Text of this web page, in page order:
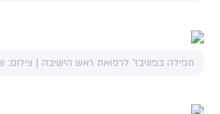
תפילה בפוניבז' לרפואת ראש הישיבה | צילום: